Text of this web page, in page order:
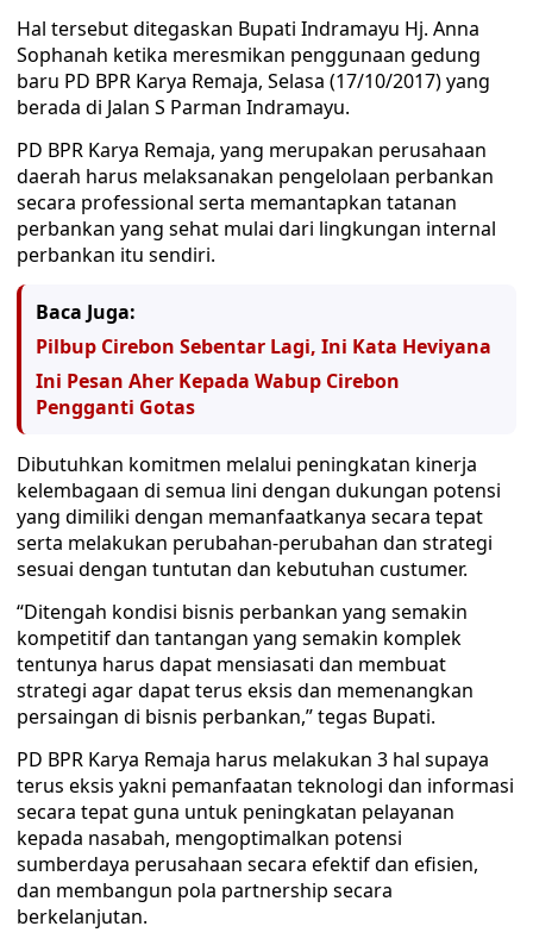
Hal tersebut ditegaskan Bupati Indramayu Hj. Anna
Sophanah ketika meresmikan penggunaan gedung
baru PD BPR Karya Remaja, Selasa (17/10/2017) yang
berada di Jalan S Parman Indramayu.
PD BPR Karya Remaja, yang merupakan perusahaan
daerah harus melaksanakan pengelolaan perbankan
secara professional serta memantapkan tatanan
perbankan yang sehat mulai dari lingkungan internal
perbankan itu sendiri.
Baca Juga:
Pilbup Cirebon Sebentar Lagi, Ini Kata Heviyana
Ini Pesan Aher Kepada Wabup Cirebon
Pengganti Gotas
Dibutuhkan komitmen melalui peningkatan kinerja
kelembagaan di semua lini dengan dukungan potensi
yang dimiliki dengan memanfaatkanya secara tepat
serta melakukan perubahan-perubahan dan strategi
sesuai dengan tuntutan dan kebutuhan custumer.
“Ditengah kondisi bisnis perbankan yang semakin
kompetitif dan tantangan yang semakin komplek
tentunya harus dapat mensiasati dan membuat
strategi agar dapat terus eksis dan memenangkan
persaingan di bisnis perbankan,” tegas Bupati.
PD BPR Karya Remaja harus melakukan 3 hal supaya
terus eksis yakni pemanfaatan teknologi dan informasi
secara tepat guna untuk peningkatan pelayanan
kepada nasabah, mengoptimalkan potensi
sumberdaya perusahaan secara efektif dan efisien,
dan membangun pola partnership secara
berkelanjutan.